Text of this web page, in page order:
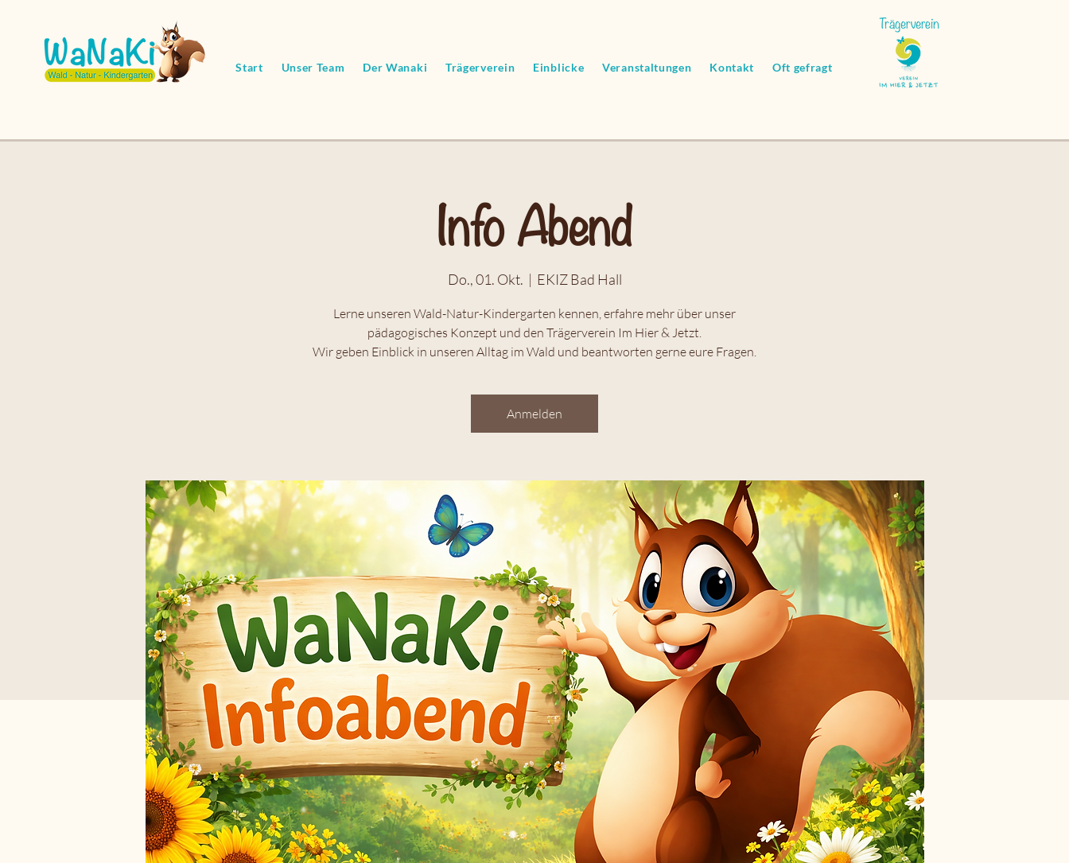
Start Unser Team Der Wanaki Trägerverein Einblicke Veranstaltungen Kontakt Oft gefragt
Info Abend
Do., 01. Okt.
  |
EKIZ Bad Hall
Lerne unseren Wald-Natur-Kindergarten kennen, erfahre mehr über unser
pädagogisches Konzept und den Trägerverein Im Hier & Jetzt.
Wir geben Einblick in unseren Alltag im Wald und beantworten gerne eure Fragen.
Anmelden